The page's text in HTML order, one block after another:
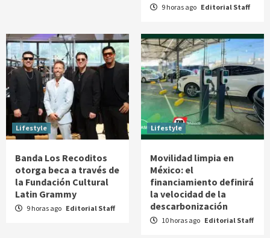
9 horas ago Editorial Staff
Lifestyle
Banda Los Recoditos
otorga beca a través de
la Fundación Cultural
Latin Grammy
9 horas ago Editorial Staff
Lifestyle
Movilidad limpia en
México: el
financiamiento definirá
la velocidad de la
descarbonización
10 horas ago Editorial Staff